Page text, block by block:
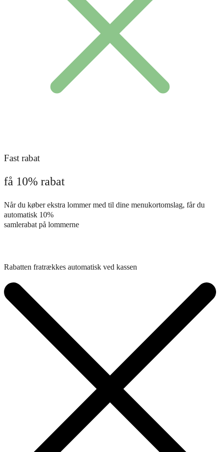
Fast rabat
få 10% rabat
Når du køber ekstra lommer med til dine menukortomslag, får du
automatisk 10%
samlerabat på lommerne
Rabatten fratrækkes automatisk ved kassen